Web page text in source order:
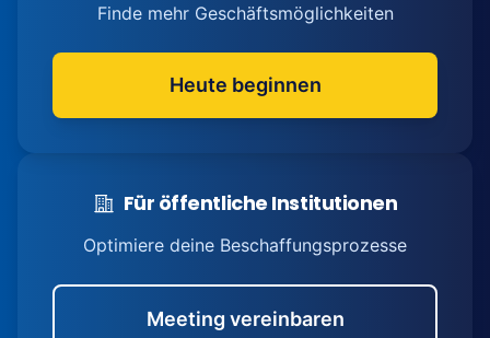
Finde mehr Geschäftsmöglichkeiten
Heute beginnen
Für öffentliche Institutionen
Optimiere deine Beschaffungsprozesse
Meeting vereinbaren